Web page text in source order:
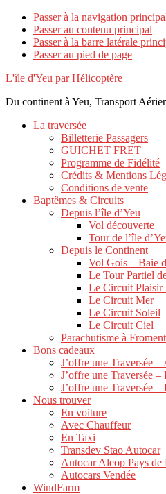
Passer à la navigation
Passer au contenu principal
Passer à la barre latérale
Passer au pied de page
L'île d'Yeu par Hélicoptère
Du continent à Yeu, Transport
La traversée
Billetterie Passagers
GUICHET FRET
Programme de Fidélité
Crédits & Mentions
Conditions de vente
Baptêmes & Circuits
Depuis l’île d’Yeu
Vol découverte
Tour de l’île
Depuis le Continent
Vol Gois – Baie
Le Tour Partiel
Le Circuit Plaisir
Le Circuit Mer
Le Circuit Soleil
Le Circuit Ciel
Parachutisme à
Bons cadeaux
J’offre une Traversée
J’offre une Traversée
J’offre une Traversée –
Nous trouver
En voiture
Avec Chauffeur
En Taxi
Transdev Stao Autocar
Autocar Aleop Pays de
Autocars Vendée
WindFarm